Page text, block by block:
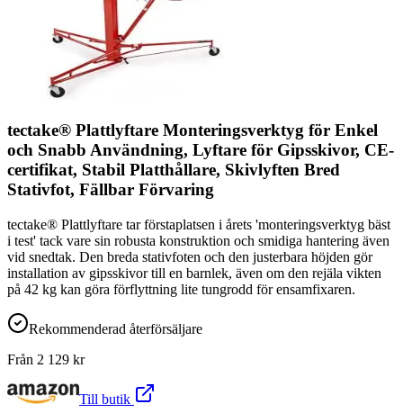
tectake® Plattlyftare Monteringsverktyg för Enkel
och Snabb Användning, Lyftare för Gipsskivor, CE-
certifikat, Stabil Platthållare, Skivlyften Bred
Stativfot, Fällbar Förvaring
tectake® Plattlyftare tar förstaplatsen i årets 'monteringsverktyg bäst
i test' tack vare sin robusta konstruktion och smidiga hantering även
vid snedtak. Den breda stativfoten och den justerbara höjden gör
installation av gipsskivor till en barnlek, även om den rejäla vikten
på 42 kg kan göra förflyttning lite tungrodd för ensamfixaren.
Rekommenderad återförsäljare
Från 2 129 kr
Till butik